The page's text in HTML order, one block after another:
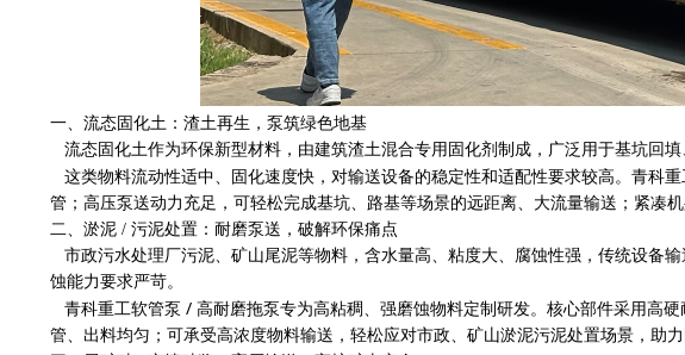
一、流态固化土：渣土再生，泵筑绿色地基
流态固化土作为环保新型材料，由建筑渣土混合专用固化剂制成，广泛用于基坑回
这类物料流动性适中、固化速度快，对输送设备的稳定性和适配性要求较高。青科重
管；高压泵送动力充足，可轻松完成基坑、路基等场景的远距离、大流量输送；紧凑
二、淤泥 / 污泥处置：耐磨泵送，破解环保痛点
市政污水处理厂污泥、矿山尾泥等物料，含水量高、粘度大、腐蚀性强，传统设备
蚀能力要求严苛。
青科重工软管泵 / 高耐磨拖泵专为高粘稠、强磨蚀物料定制研发。核心部件采用高
管、出料均匀；可承受高浓度物料输送，轻松应对市政、矿山淤泥污泥处置场景，助